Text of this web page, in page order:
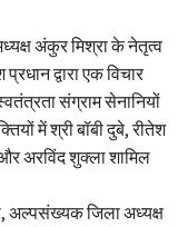
अंकुर मिश्रा के नेतृत्व
द्वारा एक विचार
संग्राम सेनानियों
में श्री बॉबी दुबे, रीतेश
अरविंद शुक्ला शामिल
अल्पसंख्यक जिला अध्यक्ष